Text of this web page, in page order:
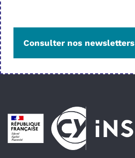
Consulter nos newsletters
Pied de page